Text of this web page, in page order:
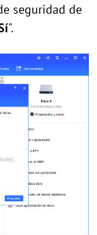
seguridad de
".